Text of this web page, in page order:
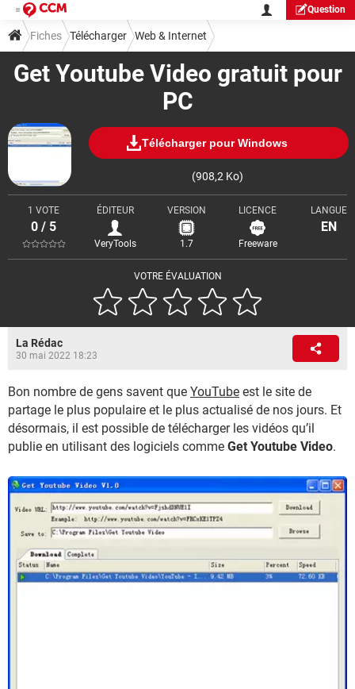
Question
Get Youtube Video gratuit pour
PC
Télécharger pour Windows
(908,2 Ko)
VOTRE ÉVALUATION
1 VOTE
0 / 5
ÉDITEUR
VeryTools
VERSION
1.7
LICENCE
Freeware
LANGUE
EN
Fiches Télécharger Web & Internet
Téléchargement & Transfert
La Rédac
30 mai 2022 18:23
Bon nombre de gens savent que YouTube est le site de
partage le plus populaire et le plus actualisé de nos jours. Et
désormais, il est possible de télécharger les vidéos qu’il
publie en utilisant des logiciels comme Get Youtube Video.